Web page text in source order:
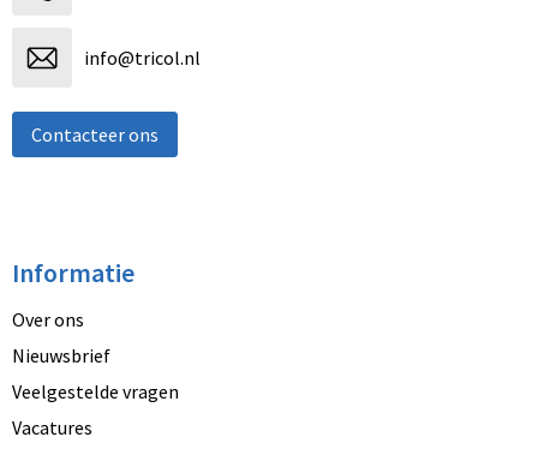
info@tricol.nl
Contacteer ons
Informatie
Over ons
Nieuwsbrief
Veelgestelde vragen
Vacatures